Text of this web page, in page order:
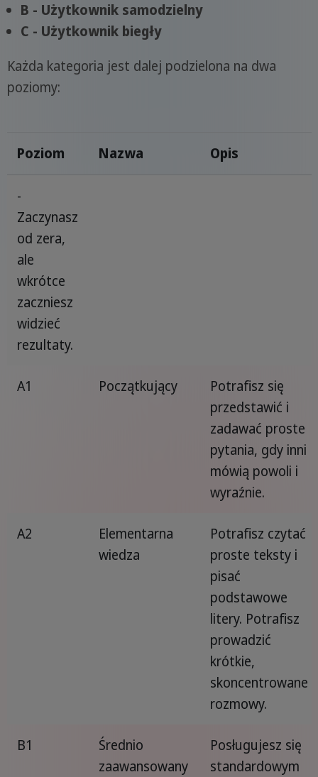
B - Użytkownik samodzielny
C - Użytkownik biegły
Każda kategoria jest dalej podzielona na dwa
poziomy:
Poziom Nazwa Opis
-
Zaczynasz
od zera,
ale
wkrótce
zaczniesz
widzieć
rezultaty.
A1 Początkujący
Potrafisz się
przedstawić i
zadawać proste
pytania, gdy inni
mówią powoli i
wyraźnie.
A2
Elementarna
wiedza
Potrafisz czytać
proste teksty i
pisać
podstawowe
litery. Potrafisz
prowadzić
krótkie,
skoncentrowane
rozmowy.
B1
Średnio
zaawansowany
Posługujesz się
standardowym